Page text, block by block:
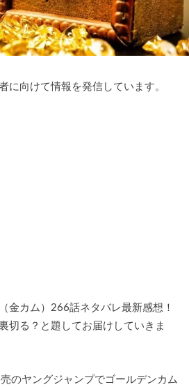
に向けて情報を発信しています。
金カム）266話ネタバレ最新感想！
切る？と題してお届けしていきま
のヤングジャンプでゴールデンカム